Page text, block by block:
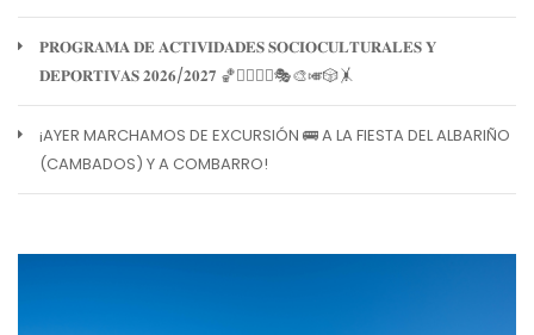
𝐏𝐑𝐎𝐆𝐑𝐀𝐌𝐀 𝐃𝐄 𝐀𝐂𝐓𝐈𝐕𝐈𝐃𝐀𝐃𝐄𝐒 𝐒𝐎𝐂𝐈𝐎𝐂𝐔𝐋𝐓𝐔𝐑𝐀𝐋𝐄𝐒 𝐘
𝐃𝐄𝐏𝐎𝐑𝐓𝐈𝐕𝐀𝐒 𝟐𝟎𝟐𝟔/𝟐𝟎𝟐𝟕 🏀🏊‍♀️🧘‍♀️🎭🎨🎺🎲🤸
¡AYER MARCHAMOS DE EXCURSIÓN 🚌 A LA FIESTA DEL ALBARIÑO
(CAMBADOS) Y A COMBARRO!